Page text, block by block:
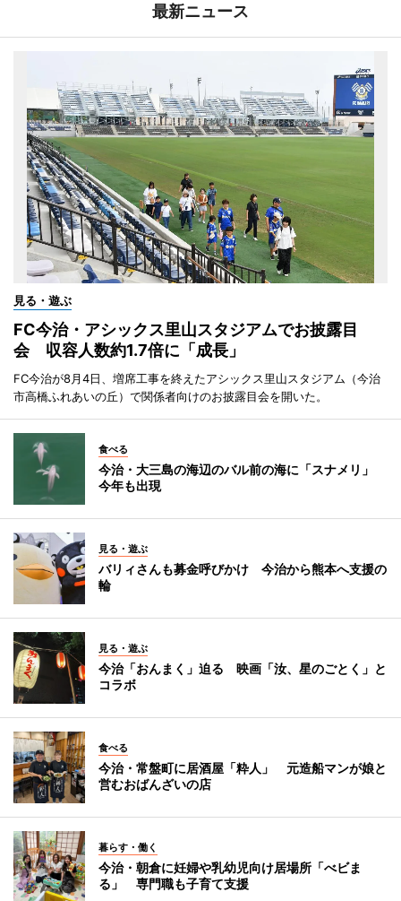
最新ニュース
見る・遊ぶ
FC今治・アシックス里山スタジアムでお披露目
会 収容人数約1.7倍に「成長」
FC今治が8月4日、増席工事を終えたアシックス里山スタジアム（今治
市高橋ふれあいの丘）で関係者向けのお披露目会を開いた。
食べる
今治・大三島の海辺のバル前の海に「スナメリ」
今年も出現
見る・遊ぶ
バリィさんも募金呼びかけ 今治から熊本へ支援の
輪
見る・遊ぶ
今治「おんまく」迫る 映画「汝、星のごとく」と
コラボ
食べる
今治・常盤町に居酒屋「粋人」 元造船マンが娘と
営むおばんざいの店
暮らす・働く
今治・朝倉に妊婦や乳幼児向け居場所「べビま
る」 専門職も子育て支援